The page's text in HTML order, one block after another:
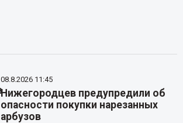
08.8.2026 11:45
Нижегородцев предупредили об
опасности покупки нарезанных
арбузов